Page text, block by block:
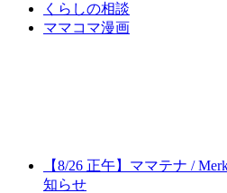
くらしの相談
ママコマ漫画
【8/26 正午】ママテナ /
知らせ